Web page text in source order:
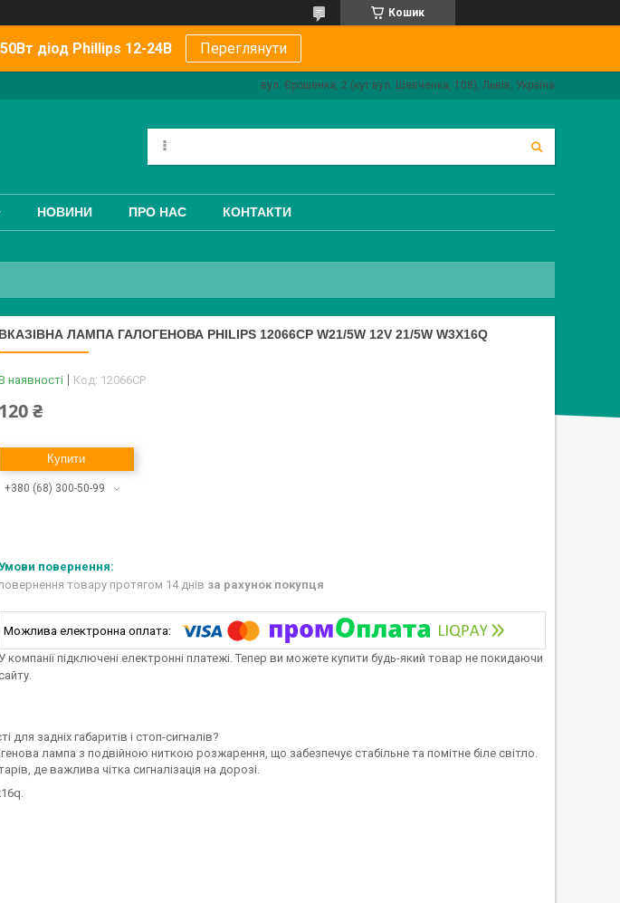
Кошик
діод Phillips 12-24В Переглянути
вул. Єрошенка, 2 (кут вул. Шевченка, 108), Львів, Україна
НОВИНИ ПРО НАС КОНТАКТИ
ВКАЗІВНА ЛАМПА ГАЛОГЕНОВА PHILIPS 12066CP W21/5W 12V 21/5W W3X16Q
наявності Код: 12066CP
120 ₴
Купити
+380 (68) 300-50-99
повернення товару протягом 14 днів за рахунок покупця
У компанії підключені електронні платежі. Тепер ви можете купити будь-який товар не покидаючи
задніх габаритів і стоп-сигналів?
лампа з подвійною ниткою розжарення, що забезпечує стабільне та помітне біле світло.
де важлива чітка сигналізація на дорозі.